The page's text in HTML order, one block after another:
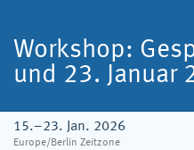
Workshop:
und 23. Januar
15.–23. Jan. 2026
Europe/Berlin Zeitzone